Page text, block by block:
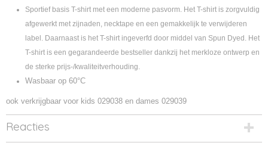
Sportief basis T-shirt met een moderne pasvorm. Het T-shirt is zorgvuldig
afgewerkt met zijnaden, necktape en een gemakkelijk te verwijderen
label. Daarnaast is het T-shirt ingeverfd door middel van Spun Dyed. Het
T-shirt is een gegarandeerde bestseller dankzij het merkloze ontwerp en
de sterke prijs-/kwaliteitverhouding.
Wasbaar op 60°C
ook verkrijgbaar voor kids 029038 en dames 029039
Reacties